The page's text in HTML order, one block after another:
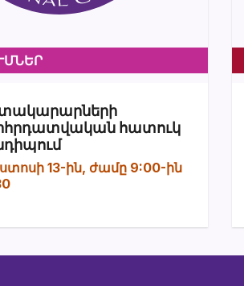
հատուկ
13-ին, ժամը 9:00-ին